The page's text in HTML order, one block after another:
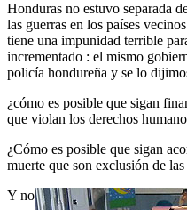
Honduras no estuvo separada
las guerras en los países
tiene una impunidad terrible
incrementado : el mismo
policía hondureña y se lo
¿cómo es posible que sigan
que violan los derechos
¿Cómo es posible que sigan
muerte que son exclusión de
Y no